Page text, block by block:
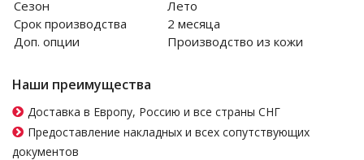
Сезон
Лето
Срок производства
2 месяца
Доп. опции
Производство из кожи
Наши преимущества
Доставка в Европу, Россию и все страны СНГ
Предоставление накладных и всех сопутствующих
документов